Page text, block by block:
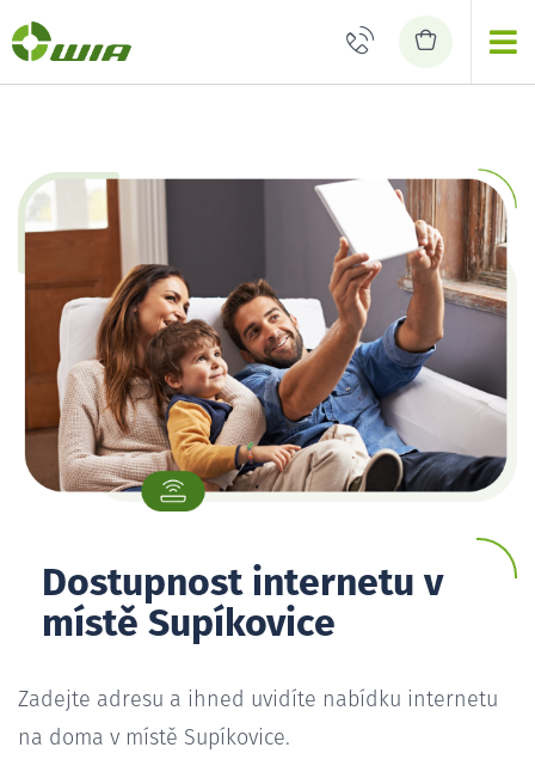
Dostupnost internetu v
místě Supíkovice
Zadejte adresu a ihned uvidíte nabídku internetu
na doma v místě Supíkovice.